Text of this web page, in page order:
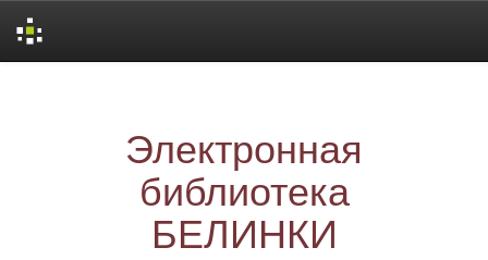
Электронная
библиотека
БЕЛИНКИ